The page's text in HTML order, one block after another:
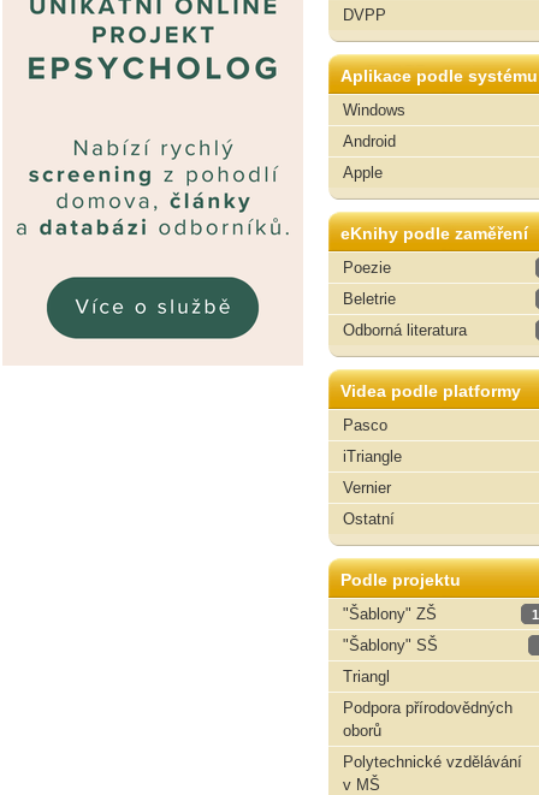
DVPP
Aplikace podle systému
Windows
Android
Apple
eKnihy podle zaměření
Poezie
Beletrie
Odborná literatura
Videa podle platformy
Pasco
iTriangle
Vernier
Ostatní
Podle projektu
"Šablony" ZŠ
"Šablony" SŠ
Triangl
Podpora přírodovědných
oborů
Polytechnické vzdělávání
v MŠ